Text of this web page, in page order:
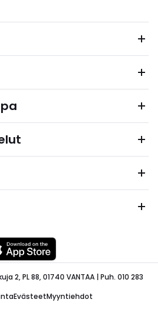
2, PL 88, 01740 VANTAA | Puh. 010 283
EvästeetMyyntiehdot